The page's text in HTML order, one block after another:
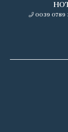
0039 0789